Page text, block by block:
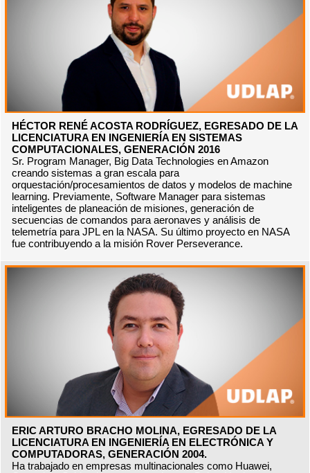
HÉCTOR RENÉ ACOSTA RODRÍGUEZ, EGRESADO DE LA
LICENCIATURA EN INGENIERÍA EN SISTEMAS
COMPUTACIONALES, GENERACIÓN 2016
Sr. Program Manager, Big Data Technologies en Amazon
creando sistemas a gran escala para
orquestación/procesamientos de datos y modelos de machine
learning. Previamente, Software Manager para sistemas
inteligentes de planeación de misiones, generación de
secuencias de comandos para aeronaves y análisis de
telemetría para JPL en la NASA. Su último proyecto en NASA
fue contribuyendo a la misión Rover Perseverance.
ERIC ARTURO BRACHO MOLINA, EGRESADO DE LA
LICENCIATURA EN INGENIERÍA EN ELECTRÓNICA Y
COMPUTADORAS, GENERACIÓN 2004.
Ha trabajado en empresas multinacionales como Huawei,